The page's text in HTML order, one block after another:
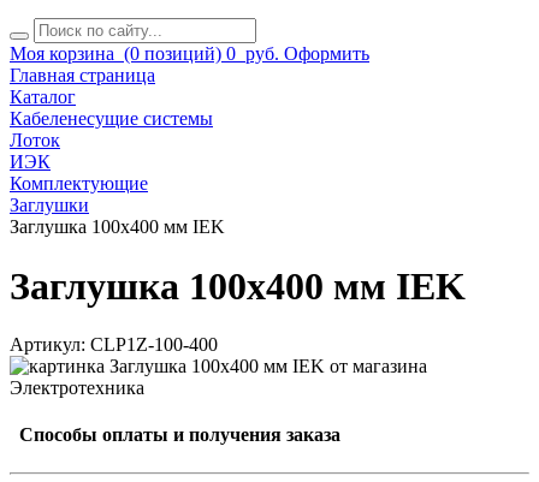
Моя корзина (0 позиций) 0 руб. Оформить
Главная страница
Каталог
Кабеленесущие системы
Лоток
ИЭК
Комплектующие
Заглушки
Заглушка 100х400 мм IEK
Заглушка 100х400 мм IEK
Артикул: CLP1Z-100-400
Способы оплаты и получения заказа